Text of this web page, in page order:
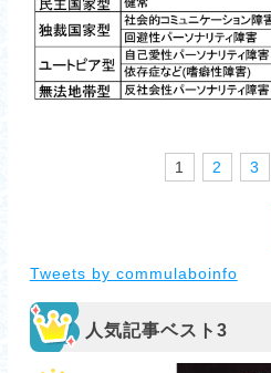
1 2 3
Tweets by commulaboinfo
人気記事ベスト3